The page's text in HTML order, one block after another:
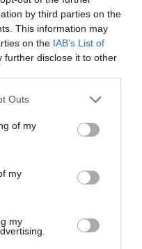
by third parties on the
This information may
on the IAB’s List of
further disclose it to other
Outs
of my
my
my